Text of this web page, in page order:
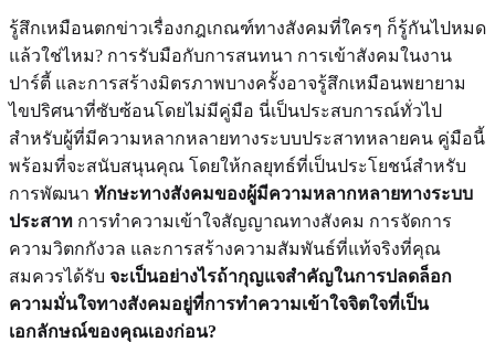
รู้สึกเหมือนตกข่าวเรื่องกฎเกณฑ์ทางสังคมที่ใครๆ ก็รู้กันไปหมด
แล้วใช่ไหม? การรับมือกับการสนทนา การเข้าสังคมในงาน
ปาร์ตี้ และการสร้างมิตรภาพบางครั้งอาจรู้สึกเหมือนพยายาม
ไขปริศนาที่ซับซ้อนโดยไม่มีคู่มือ นี่เป็นประสบการณ์ทั่วไป
สำหรับผู้ที่มีความหลากหลายทางระบบประสาทหลายคน คู่มือนี้
พร้อมที่จะสนับสนุนคุณ โดยให้กลยุทธ์ที่เป็นประโยชน์สำหรับ
การพัฒนา ทักษะทางสังคมของผู้มีความหลากหลายทางระบบ
ประสาท การทำความเข้าใจสัญญาณทางสังคม การจัดการ
ความวิตกกังวล และการสร้างความสัมพันธ์ที่แท้จริงที่คุณ
สมควรได้รับ จะเป็นอย่างไรถ้ากุญแจสำคัญในการปลดล็อก
ความมั่นใจทางสังคมอยู่ที่การทำความเข้าใจจิตใจที่เป็น
เอกลักษณ์ของคุณเองก่อน?